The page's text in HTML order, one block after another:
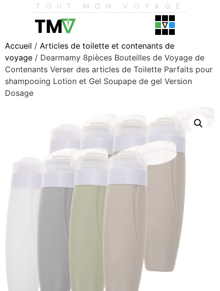
TOUT MON VOYAGE
Accueil / Articles de toilette et contenants de
voyage / Dearmamy 8pièces Bouteilles de Voyage de
Contenants Verser des articles de Toilette Parfaits pour
shampooing Lotion et Gel Soupape de gel Version
Dosage